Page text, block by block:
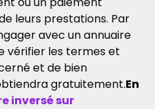
leurs prestations. Par
avec un annuaire
vérifier les termes et
et de bien
gratuitement.En
inversé sur